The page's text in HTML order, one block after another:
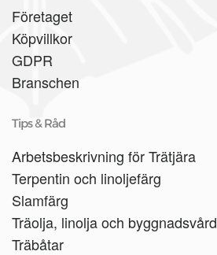
Företaget
Köpvillkor
GDPR
Branschen
Tips & Råd
Arbetsbeskrivning för Trätjära
Terpentin och linoljefärg
Slamfärg
Träolja, linolja och byggnadsvård
Träbåtar